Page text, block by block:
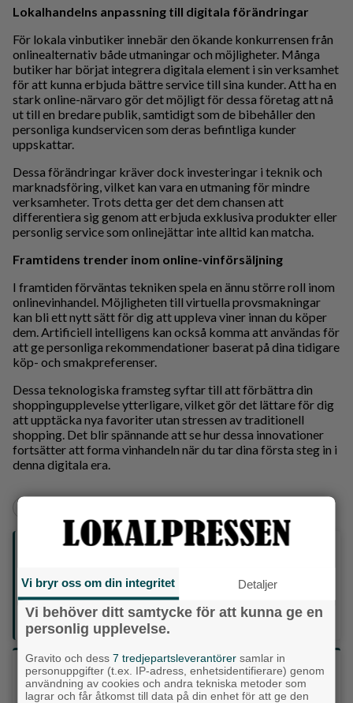
Lokalhandelns anpassning till digitala förändringar
För lokala vinbutiker innebär den ökande konkurrensen från
onlinealternativ både utmaningar och möjligheter. Många
butiker har börjat integrera digitala element i sin verksamhet
för att kunna erbjuda bättre service till sina kunder. Att ha en
stark online-närvaro gör det möjligt för dessa företag att nå
ut till en bredare publik, samtidigt som de bibehåller den
personliga kundservicen som deras befintliga kunder
uppskattar.
Dessa förändringar kräver dock investeringar i teknik och
marknadsföring, vilket kan vara en utmaning för mindre
verksamheter. Trots detta ger det dem chansen att
differentiera sig genom att erbjuda exklusiva produkter eller
personlig service som onlinejättar inte alltid kan matcha.
Framtidens trender inom online-vinförsäljning
I framtiden förväntas tekniken spela en ännu större roll inom
onlinevinhandel. Möjligheten till virtuella provsmakningar
kan bli ett nytt sätt för dig att uppleva viner innan du köper
dem. Artificiell intelligens kan också komma att användas för
att ge personliga rekommendationer baserat på dina tidigare
köp- och smakpreferenser.
Dessa teknologiska framsteg syftar till att förbättra din
shoppingupplevelse ytterligare, vilket gör det lättare för dig
att upptäcka nya favoriter utan stressen av traditionell
shopping. Det blir spännande att se hur dessa innovationer
fortsätter att forma vinhandeln när du tar dina första steg in i
denna digitala era.
Följ oss på sociala medier:
Din enda lokaltidning som kommer på papper och är helt
GRATIS!
Lokalpressen, på webben, i brevlådan och sociala medier.
Vilket parti skulle du rösta på om det var val
idag?
Vi bryr oss om din integritet Detaljer
Vi behöver ditt samtycke för att kunna ge en
personlig upplevelse.
Gravito och dess7 tredjepartsleverantörer samlar in
personuppgifter (t.ex. IP-adress, enhetsidentifierare) genom
användning av cookies och andra tekniska metoder som
lagrar och får åtkomst till data på din enhet för att ge den